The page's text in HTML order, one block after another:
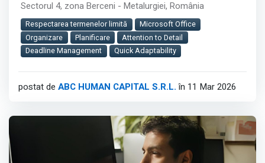
Rolul jobului:
Vei asigura evidența contabilă corectă și completă a
companiei, contribuind la acuratețea raportărilor
Este un rol cheie în departamentul Financiar-Contabil, cu
impact direct asupra stabilității și conformității
Cerințe:
Sectorul 4, zona Berceni - Metalurgiei, România
Respectarea termenelor limită
Microsoft Office
Organizare
Planificare
Attention to Detail
Deadline Management
Quick Adaptability
postat de ABC HUMAN CAPITAL S.R.L. în 11 Mar 2026